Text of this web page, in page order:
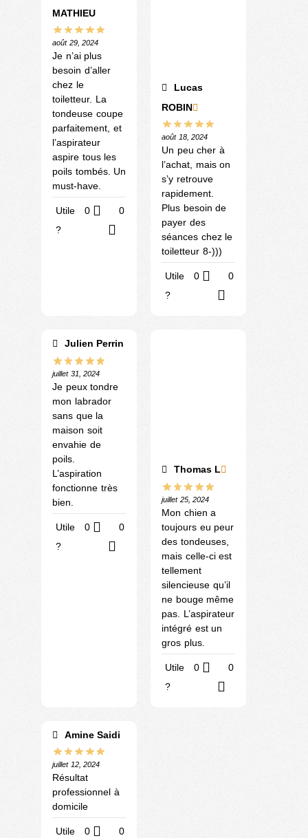
MATHIEU
août 29, 2024
Je n’ai plus
besoin d’aller
chez le
toiletteur. La
tondeuse coupe
parfaitement, et
l’aspirateur
aspire tous les
poils tombés. Un
must-have.
Utile
?
0 0
Lucas
ROBIN
août 18, 2024
Un peu cher à
l’achat, mais on
s’y retrouve
rapidement.
Plus besoin de
payer des
séances chez le
toiletteur 8-)))
Utile
?
0 0
Julien Perrin
juillet 31, 2024
Je peux tondre
mon labrador
sans que la
maison soit
envahie de
poils.
L’aspiration
fonctionne très
bien.
Utile
?
0 0
Thomas L
juillet 25, 2024
Mon chien a
toujours eu peur
des tondeuses,
mais celle-ci est
tellement
silencieuse qu’il
ne bouge même
pas. L’aspirateur
intégré est un
gros plus.
Utile
?
0 0
Amine Saidi
juillet 12, 2024
Résultat
professionnel à
domicile
Utile
0 0